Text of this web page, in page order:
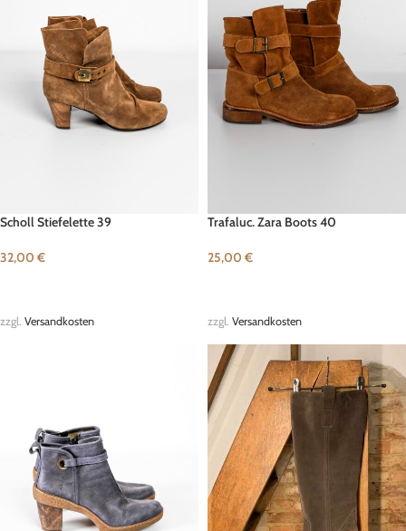
Scholl Stiefelette 39
32,00 €
zzgl. Versandkosten
Trafaluc. Zara Boots 40
25,00 €
zzgl. Versandkosten